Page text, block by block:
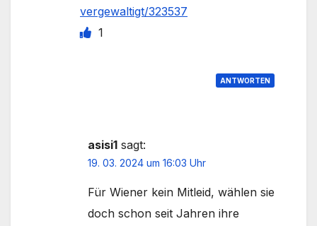
vergewaltigt/323537
1
ANTWORTEN
asisi1 sagt:
19. 03. 2024 um 16:03 Uhr
Für Wiener kein Mitleid, wählen sie
doch schon seit Jahren ihre